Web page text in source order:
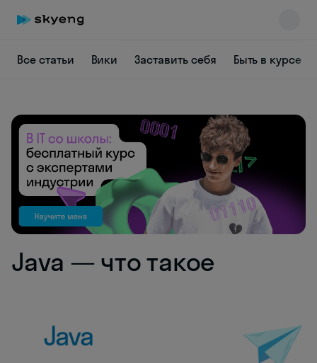
Все статьи Вики Заставить себя Быть в курсе
Java — что такое
Skyeng Chat
online